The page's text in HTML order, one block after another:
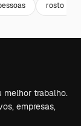
rosto
melhor trabalho.
empresas,